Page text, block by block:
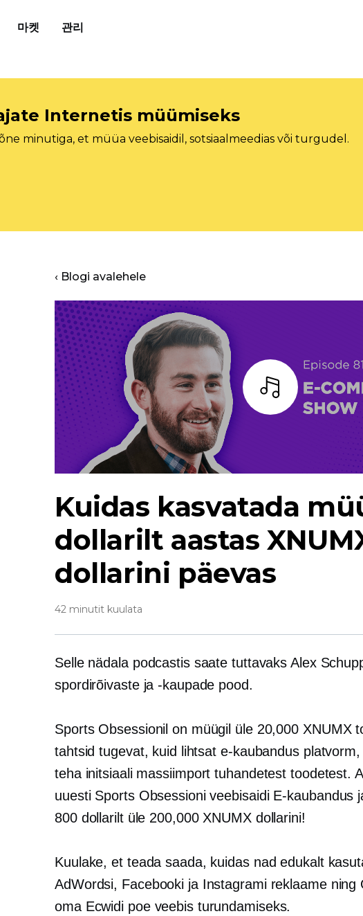
마켓 관리
Internetis müümiseks
minutiga, et müüa veebisaidil, sotsiaalmeedias või turgudel.
‹ Blogi avalehele
Kuidas kasvatada
dollarilt aastas
dollarini päevas
42 minutit kuulata
Selle nädala podcastis saate tuttavaks Alex
spordirõivaste ja -kaupade pood.
Sports Obsessionil on müügil üle 20,000 XNUMX
tahtsid tugevat, kuid lihtsat e-kaubandusplatvorm,
teha initsiaali massiimport tuhandetest toodetest.
uuesti Sports Obsessioni veebisaidi E-kaubandus
800 dollarilt üle 200,000 XNUMX dollarini!
Kuulake, et teada saada, kuidas nad edukalt
AdWordsi, Facebooki ja Instagrami reklaame ning
oma Ecwidi poe veebis turundamiseks.